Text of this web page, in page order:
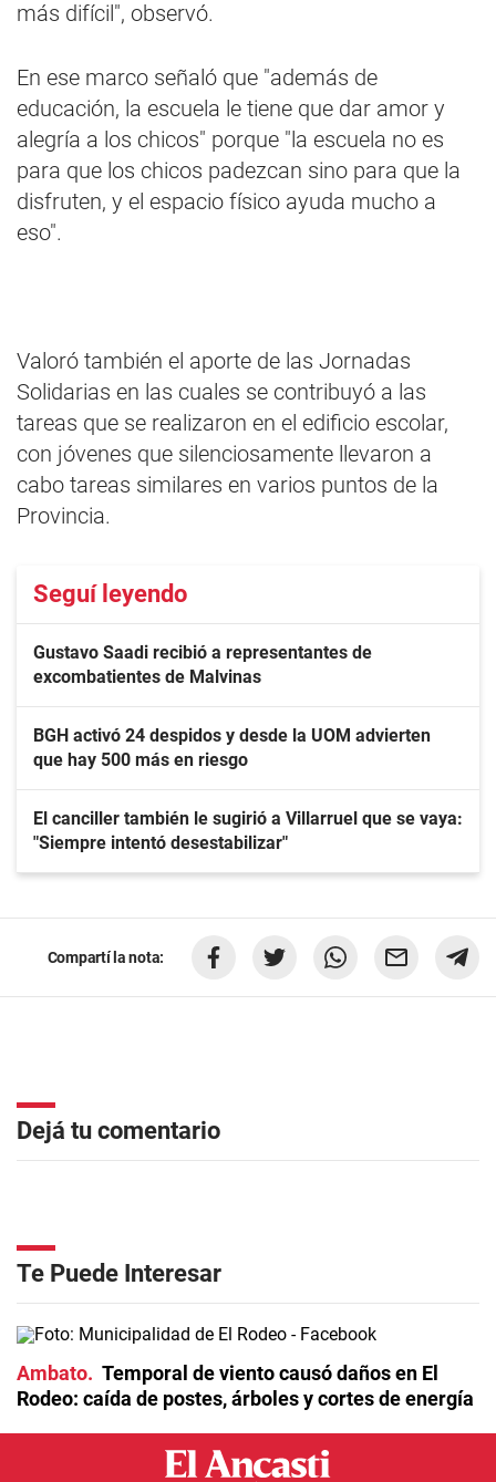
más difícil", observó.
En ese marco señaló que "además de
educación, la escuela le tiene que dar amor y
alegría a los chicos" porque "la escuela no es
para que los chicos padezcan sino para que la
disfruten, y el espacio físico ayuda mucho a
eso".
Valoró también el aporte de las Jornadas
Solidarias en las cuales se contribuyó a las
tareas que se realizaron en el edificio escolar,
con jóvenes que silenciosamente llevaron a
cabo tareas similares en varios puntos de la
Provincia.
Seguí leyendo
Gustavo Saadi recibió a representantes de
excombatientes de Malvinas
BGH activó 24 despidos y desde la UOM advierten
que hay 500 más en riesgo
El canciller también le sugirió a Villarruel que se vaya:
"Siempre intentó desestabilizar"
Compartí la nota:
Dejá tu comentario
Te Puede Interesar
Ambato
Temporal de viento causó daños en El
Rodeo: caída de postes, árboles y cortes de energía